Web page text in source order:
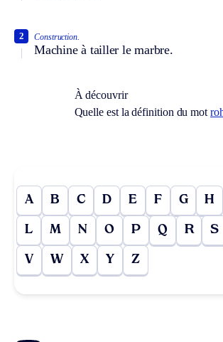
Construction.
Machine à tailler le marbre.
2
À découvrir
Quelle est la définition du mot
A B C D E F G H
L M N O P Q R S
V W X Y Z